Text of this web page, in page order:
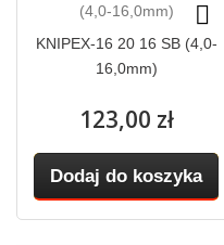
KNIPEX-16 20 16 SB (4,0-
16,0mm)
123,00 zł
Dodaj do koszyka